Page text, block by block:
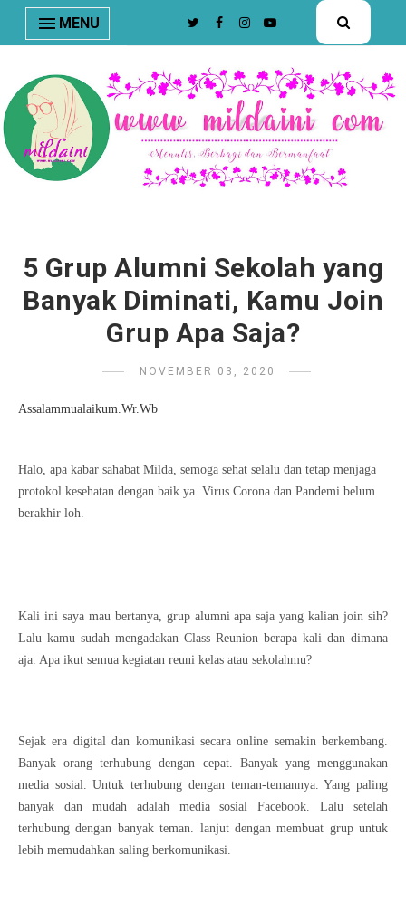
nav#menunav { border-bottom: 1px solid #e8e8e8; }
MENU
5 Grup Alumni Sekolah yang
Banyak Diminati, Kamu Join
Grup Apa Saja?
NOVEMBER 03, 2020
Assalammualaikum.Wr.Wb
Halo, apa kabar sahabat Milda, semoga sehat selalu dan tetap menjaga
protokol kesehatan dengan baik ya. Virus Corona dan Pandemi belum
berakhir loh.
Kali ini saya mau bertanya, grup alumni apa saja yang kalian join sih?
Lalu kamu sudah mengadakan Class Reunion berapa kali dan dimana
aja. Apa ikut semua kegiatan reuni kelas atau sekolahmu?
Sejak era digital dan komunikasi secara online semakin berkembang.
Banyak orang terhubung dengan cepat. Banyak yang menggunakan
media sosial. Untuk terhubung dengan teman-temannya. Yang paling
banyak dan mudah adalah media sosial Facebook. Lalu setelah
terhubung dengan banyak teman. lanjut dengan membuat grup untuk
lebih memudahkan saling berkomunikasi.